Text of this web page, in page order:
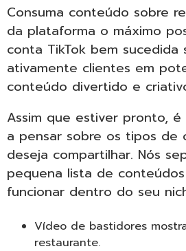
Consuma conteúdo sobre
da plataforma o máximo
conta TikTok bem sucedida
ativamente clientes em
conteúdo divertido e
Assim que estiver pronto,
a pensar sobre os tipos de
deseja compartilhar. Nós
pequena lista de
funcionar dentro do seu
Vídeo de bastidores
restaurante.